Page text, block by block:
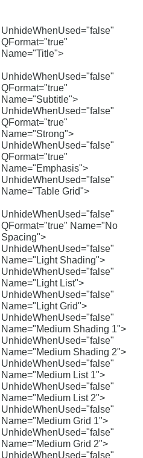
UnhideWhenUsed="false"
QFormat="true"
Name="Title">
UnhideWhenUsed="false"
QFormat="true"
Name="Subtitle">
UnhideWhenUsed="false"
QFormat="true"
Name="Strong">
UnhideWhenUsed="false"
QFormat="true"
Name="Emphasis">
UnhideWhenUsed="false"
Name="Table Grid">
UnhideWhenUsed="false"
QFormat="true" Name="No
Spacing">
UnhideWhenUsed="false"
Name="Light Shading">
UnhideWhenUsed="false"
Name="Light List">
UnhideWhenUsed="false"
Name="Light Grid">
UnhideWhenUsed="false"
Name="Medium Shading 1">
UnhideWhenUsed="false"
Name="Medium Shading 2">
UnhideWhenUsed="false"
Name="Medium List 1">
UnhideWhenUsed="false"
Name="Medium List 2">
UnhideWhenUsed="false"
Name="Medium Grid 1">
UnhideWhenUsed="false"
Name="Medium Grid 2">
UnhideWhenUsed="false"